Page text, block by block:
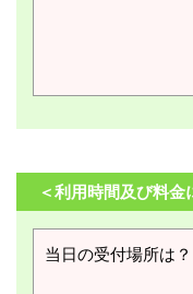
＜利用時間及び料金
当日の受付場所は？